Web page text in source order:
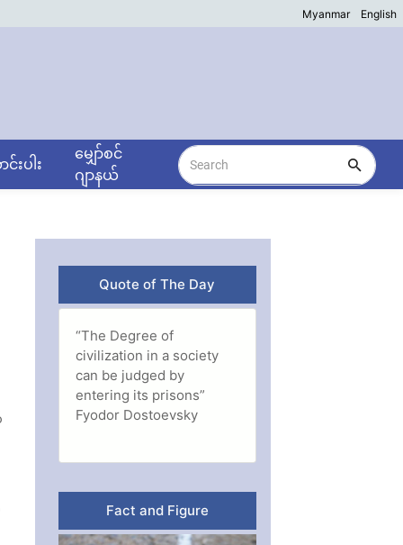
Myanmar English
းပါး
မျှော်စင်
ဂျာနယ်
Quote of The Day
“The Degree of
civilization in a society
can be judged by
entering its prisons”
Fyodor Dostoevsky
Fact and Figure